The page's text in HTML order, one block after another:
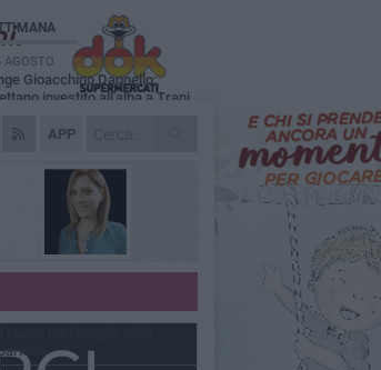
APP
AGOSTO
Gioacchino Dagnello:
investito all'alba a Trani
il benzinaio col
Party, giovedì mattina
dell'evento
alla mafia. Nasce il servizio